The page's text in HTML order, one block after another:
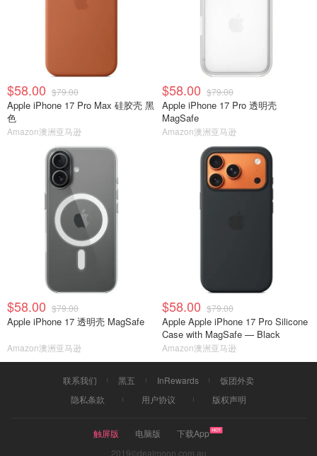
$58.00 $79.00
Apple iPhone 17 Pro Max 硅胶壳 黑
色
Amazon澳洲亚马逊
$58.00 $79.00
Apple iPhone 17 Pro 透明壳
MagSafe
Amazon澳洲亚马逊
$58.00 $79.00
Apple iPhone 17 透明壳 MagSafe
Amazon澳洲亚马逊
$58.00 $79.00
Apple Apple iPhone 17 Pro Silicone
Case with MagSafe — Black ​​​​​​​
Amazon澳洲亚马逊
联系我们 黑五 InRewards
饭团外卖
隐私条款
用户协议 版权声明
触屏版 电脑版
下载App
2019©dealmoon.com.au